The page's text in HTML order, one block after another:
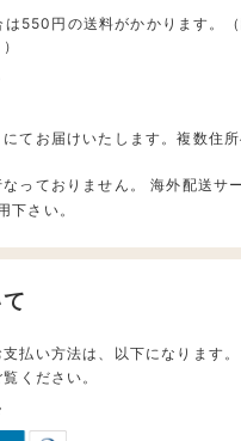
550円の送料がかかります。
てお届けいたします。複数住
っておりません。 海外配送サ
下さい。
払い方法は、以下になります。
ください。